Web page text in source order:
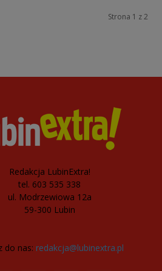
Strona 1 z 2
Redakcja LubinExtra!
tel. 603 535 338
ul. Modrzewiowa 12a
59-300 Lubin
do nas: redakcja@lubinextra.pl